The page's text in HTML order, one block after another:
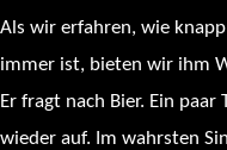
Als wir erfahren, wie
immer ist, bieten wir ihm
Er fragt nach Bier. Ein
wieder auf. Im wahrsten